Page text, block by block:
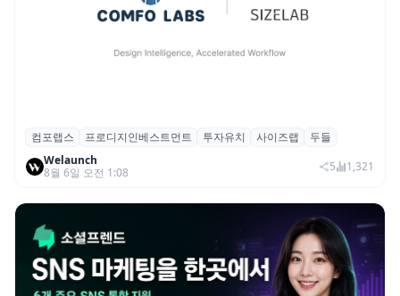
컴포랩스, 프로디지인베스트먼트로부터 시
드 투자 유치
컴포랩스 프로디지인베스트먼트 투자유치 사이즈랩
두들
Welaunch
8월 6일 오전 1:08
5 1,321